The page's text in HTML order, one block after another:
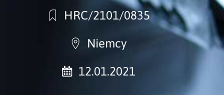
HRC/2101/0835
Niemcy
12.01.2021